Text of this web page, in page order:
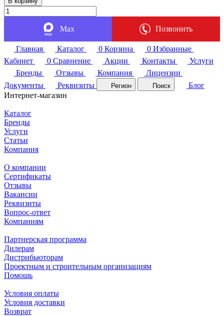
Max Позвонить
Главная Каталог 0 Корзина 0 Избранные
Кабинет
0 Сравнение Акции Контакты
Услуги
Бренды
Отзывы Компания
Лицензии
Документы
Реквизиты Регион Поиск
Блог
Интернет-магазин
Каталог
Бренды
Услуги
Статьи
Компания
О компании
Сертификаты
Отзывы
Вакансии
Реквизиты
Вопрос-ответ
Компаниям
Партнерская программа
Дилерам
Дистрибьюторам
Проектным и строительным организациям
Помощь
Условия оплаты
Условия доставки
Возврат